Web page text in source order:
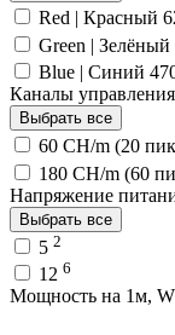
Red | Красный
Green | Зелёный
Blue | Синий
Каналы управления
Выбрать все
60 CH/m (20
180 CH/m (60
Напряжение
Выбрать все
5 2
12 6
Мощность на 1м,